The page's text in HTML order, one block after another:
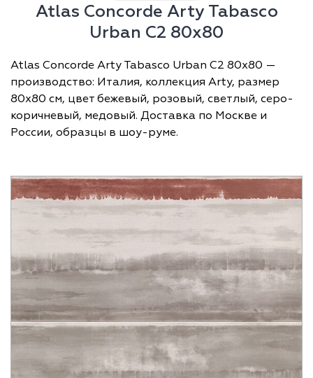
Atlas Concorde Arty Tabasco
Urban C2 80x80
Atlas Concorde Arty Tabasco Urban C2 80x80 —
производство: Италия, коллекция Arty, размер
80х80 см, цвет бежевый, розовый, светлый, серо-
коричневый, медовый. Доставка по Москве и
России, образцы в шоу-руме.